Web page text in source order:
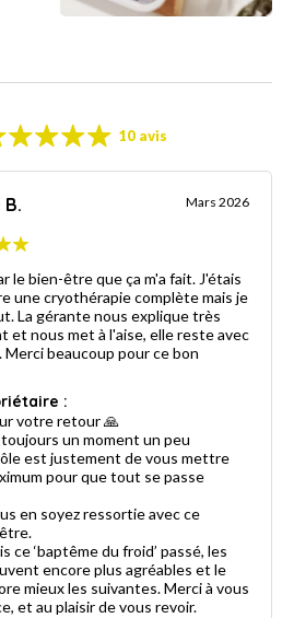
10 avis
Mars 2026
le bien-être que ça m'a fait. J'étais
une cryothérapie complète mais je
La gérante nous explique très
et nous met à l'aise, elle reste avec
:
votre retour 🙏
un moment un peu
est justement de vous mettre
pour que tout se passe
en soyez ressortie avec ce
ce ‘baptême du froid’ passé, les
encore plus agréables et le
mieux les suivantes. Merci à vous
et au plaisir de vous revoir.